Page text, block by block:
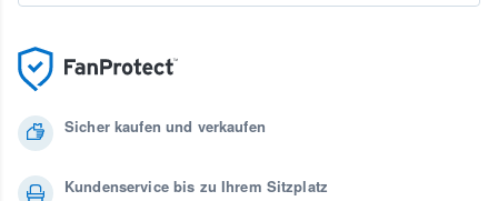
Sicher kaufen und verkaufen
Kundenservice bis zu Ihrem Sitzplatz